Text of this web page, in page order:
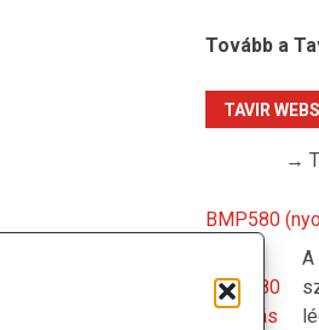
Tovább a
TAVIR
→
BMP580